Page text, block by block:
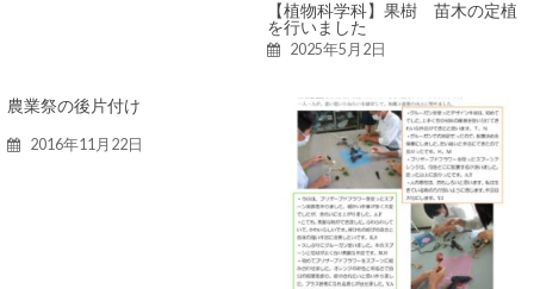
【植物科学科】果樹 苗木の定植
を行いました
2025年5月2日
農業祭の後片付け
2016年11月22日